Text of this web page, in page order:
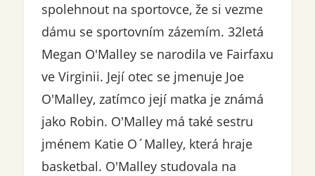
spolehnout na sportovce, že si vezme
dámu se sportovním zázemím. 32letá
Megan O'Malley se narodila ve Fairfaxu
ve Virginii. Její otec se jmenuje Joe
O'Malley, zatímco její matka je známá
jako Robin. O'Malley má také sestru
jménem Katie O´Malley, která hraje
basketbal. O'Malley studovala na